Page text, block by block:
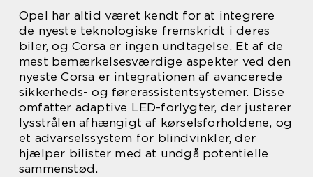
Opel har altid været kendt for at integrere
de nyeste teknologiske fremskridt i deres
biler, og Corsa er ingen undtagelse. Et af de
mest bemærkelsesværdige aspekter ved den
nyeste Corsa er integrationen af avancerede
sikkerheds- og førerassistentsystemer. Disse
omfatter adaptive LED-forlygter, der justerer
lysstrålen afhængigt af kørselsforholdene, og
et advarselssystem for blindvinkler, der
hjælper bilister med at undgå potentielle
sammenstød.